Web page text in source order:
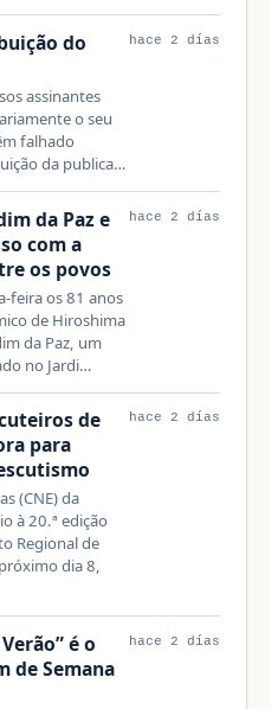
do
assinantes
o seu
falhado
da publica…
hace 2 días
da Paz e
com a
os povos
feira os 81 anos
de Hiroshima
da Paz, um
no Jardi…
hace 2 días
de
para
(CNE) da
à 20.ª edição
Regional de
dia 8,
hace 2 días
é o
de Semana
hace 2 días